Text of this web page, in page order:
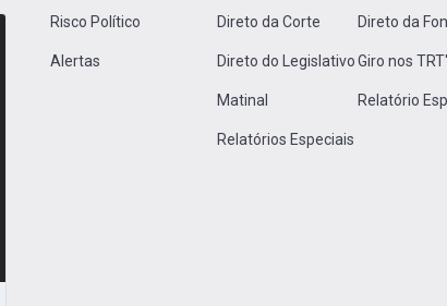
Risco Político
Alertas
Direto da Corte
Direto do Legislativo
Matinal
Relatórios Especiais
Direto da
Giro nos
Relatório